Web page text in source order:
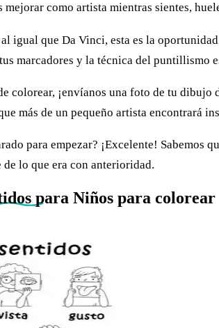
mejorar como artista mientras sientes,
igual que Da Vinci, esta es la
marcadores y la técnica del puntillismo
colorear, ¡envíanos una foto de tu
más de un pequeño artista encontrará
para empezar? ¡Excelente! Sabemos
lo que era con anterioridad.
para Niños para colorear